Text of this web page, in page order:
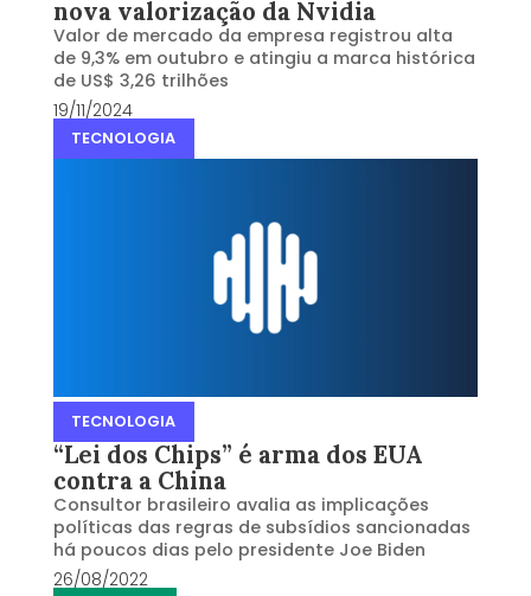
nova valorização da Nvidia
Valor de mercado da empresa registrou alta
de 9,3% em outubro e atingiu a marca histórica
de US$ 3,26 trilhões
19/11/2024
TECNOLOGIA
TECNOLOGIA
“Lei dos Chips” é arma dos EUA
contra a China
Consultor brasileiro avalia as implicações
políticas das regras de subsídios sancionadas
há poucos dias pelo presidente Joe Biden
26/08/2022